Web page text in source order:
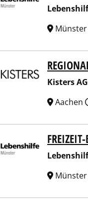
Münster
Kisters AG
Aachen
Münster
Münster